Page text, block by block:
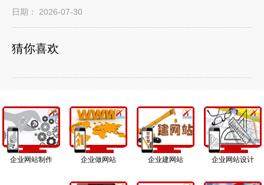
日期： 2026-07-30
猜你喜欢
企业网站制作 企业做网站 企业建网站 企业网站设计